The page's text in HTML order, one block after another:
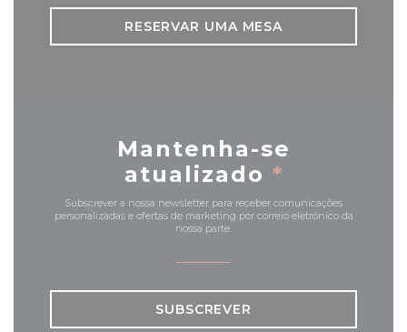
RESERVAR UMA MESA
Mantenha-se
atualizado *
Subscrever a nossa newsletter para receber comunicações
personalizadas e ofertas de marketing por correio eletrónico da
nossa parte.
SUBSCREVER